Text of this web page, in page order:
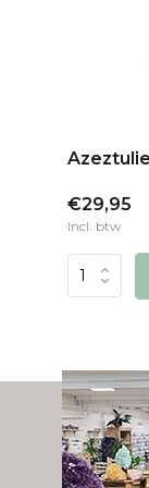
€29,95
Incl. btw